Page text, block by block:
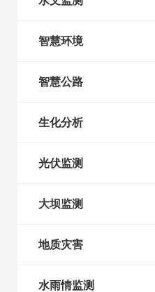
智慧环境
智慧公路
生化分析
光伏监测
大坝监测
地质灾害
水雨情监测